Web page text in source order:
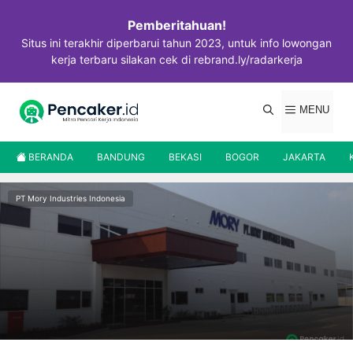
Pemberitahuan!
Situs ini terakhir diperbarui tahun 2023, untuk info lowongan
kerja terbaru silakan cek di rebrand.ly/radarkerja
MENU
BERANDA BANDUNG BEKASI BOGOR JAKARTA
PT Mory Industries Indonesia